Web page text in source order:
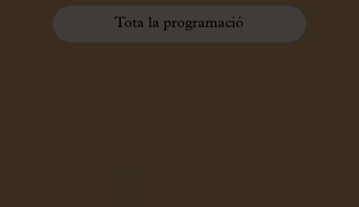
Tota la programació